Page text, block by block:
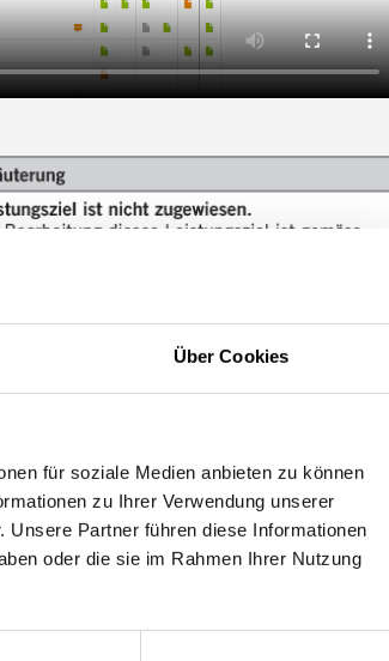
Über Cookies
für soziale Medien anbieten zu können
zu Ihrer Verwendung unserer
Partner führen diese Informationen
oder die sie im Rahmen Ihrer Nutzung